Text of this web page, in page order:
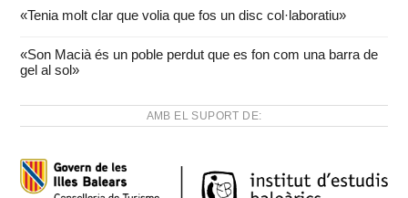
«Tenia molt clar que volia que fos un disc col·laboratiu»
«Son Macià és un poble perdut que es fon com una barra de
gel al sol»
AMB EL SUPORT DE: